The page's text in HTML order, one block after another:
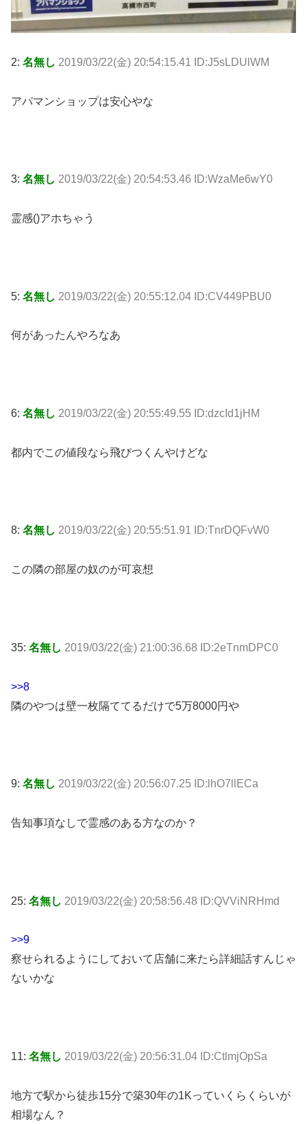
2: 名無し 2019/03/22(金) 20:54:15.41 ID:J5sLDUlWM
アパマンショップは安心やな
3: 名無し 2019/03/22(金) 20:54:53.46 ID:WzaMe6wY0
霊感()アホちゃう
5: 名無し 2019/03/22(金) 20:55:12.04 ID:CV449PBU0
何があったんやろなあ
6: 名無し 2019/03/22(金) 20:55:49.55 ID:dzcId1jHM
都内でこの値段なら飛びつくんやけどな
8: 名無し 2019/03/22(金) 20:55:51.91 ID:TnrDQFvW0
この隣の部屋の奴のが可哀想
35: 名無し 2019/03/22(金) 21:00:36.68 ID:2eTnmDPC0
>>8
隣のやつは壁一枚隔ててるだけで5万8000円や
9: 名無し 2019/03/22(金) 20:56:07.25 ID:lhO7llECa
告知事項なしで霊感のある方なのか？
25: 名無し 2019/03/22(金) 20:58:56.48 ID:QVViNRHmd
>>9
察せられるようにしておいて店舗に来たら詳細話すんじゃ
ないかな
11: 名無し 2019/03/22(金) 20:56:31.04 ID:CtlmjOpSa
地方で駅から徒歩15分で築30年の1Kっていくらくらいが
相場なん？